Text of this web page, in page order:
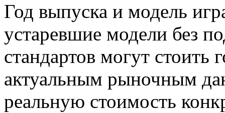
Год выпуска и модель
устаревшие модели без
стандартов могут стоить
актуальным рыночным
реальную стоимость